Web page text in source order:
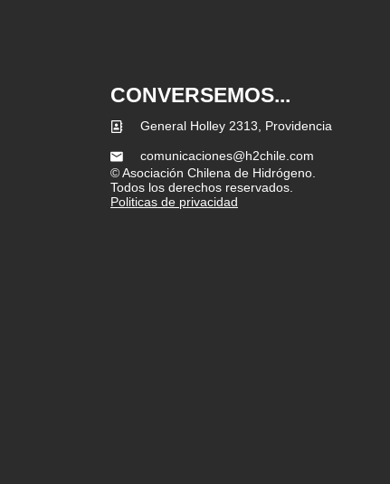
CONVERSEMOS...
General Holley 2313, Providencia
comunicaciones@h2chile.com
© Asociación Chilena de Hidrógeno.
Todos los derechos reservados.
Politicas de privacidad